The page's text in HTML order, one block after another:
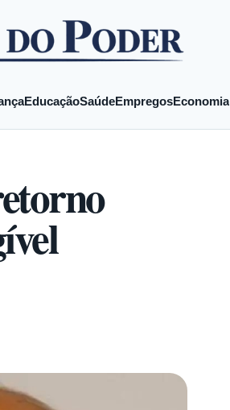
EducaçãoSaúdeEmpregosEconomia